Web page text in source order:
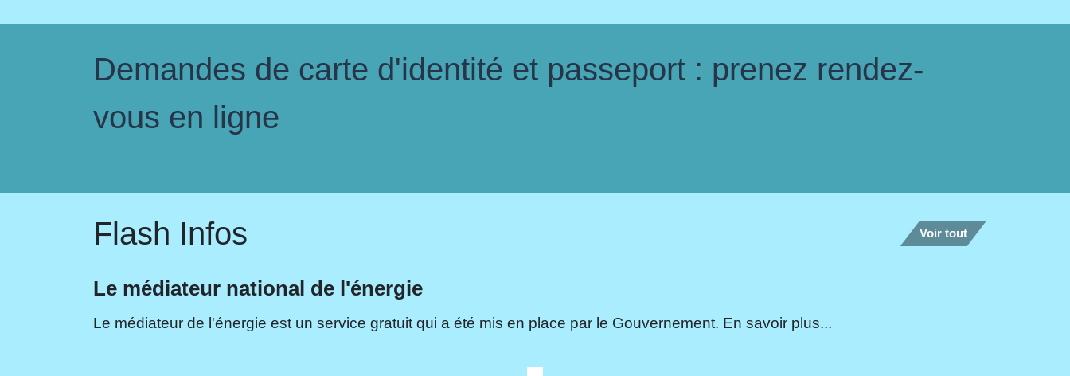
Demandes de carte d'identité et passeport : prenez rendez-
vous en ligne
Flash Infos Voir tout
Le médiateur national de l'énergie
Le médiateur de l'énergie est un service gratuit qui a été mis en place par le Gouvernement. En savoir plus...